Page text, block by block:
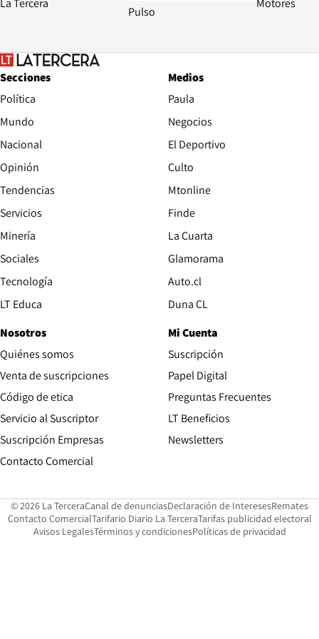
La Tercera
Pulso
Motores
Secciones
Política
Mundo
Nacional
Opinión
Tendencias
Servicios
Minería
Sociales
Tecnología
LT Educa
Medios
Paula
Negocios
El Deportivo
Culto
Mtonline
Finde
La Cuarta
Glamorama
Auto.cl
Duna CL
Nosotros
Quiénes somos
Venta de suscripciones
Código de etica Opens in new window
Servicio al Suscriptor
Suscripción Empresas
Contacto Comercial
Mi Cuenta
Suscripción
Papel Digital
Preguntas Frecuentes
LT Beneficios
Newsletters
© 2026 La TerceraCanal de denunciasOpens in new window
Declaración de InteresesOpens in
Remates
Contacto ComercialOpens in new window
Tarifario Diario La TerceraOpens in new window
Tarifas publicidad electoral
Avisos LegalesOpens in new window
Términos y condicionesPolíticas de privacidad